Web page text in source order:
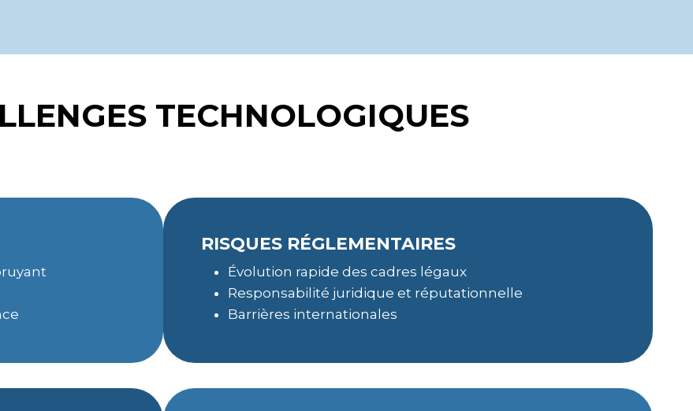
TECHNOLOGIQUES
RISQUES RÉGLEMENTAIRES
Évolution rapide des cadres légaux
Responsabilité juridique et réputationnelle
Barrières internationales